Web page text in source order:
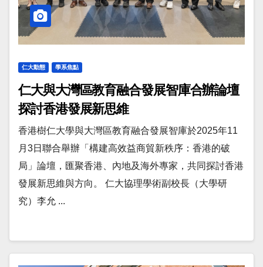
仁大動態 學系焦點
仁大與大灣區教育融合發展智庫合辦論壇
探討香港發展新思維
香港樹仁大學與大灣區教育融合發展智庫於2025年11
月3日聯合舉辦「構建高效益商貿新秩序：香港的破
局」論壇，匯聚香港、內地及海外專家，共同探討香港
發展新思維與方向。 仁大協理學術副校長（大學研
究）李允 ...